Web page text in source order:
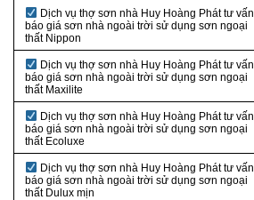
Dịch vụ thợ sơn nhà Huy Hoàng Phát tư vấn
báo giá sơn nhà ngoài trời sử dụng sơn ngoại
thất Nippon
Dịch vụ thợ sơn nhà Huy Hoàng Phát tư vấn
báo giá sơn nhà ngoài trời sử dụng sơn ngoại
thất Maxilite
Dịch vụ thợ sơn nhà Huy Hoàng Phát tư vấn
báo giá sơn nhà ngoài trời sử dụng sơn ngoại
thất Ecoluxe
Dịch vụ thợ sơn nhà Huy Hoàng Phát tư vấn
báo giá sơn nhà ngoài trời sử dụng sơn ngoại
thất Dulux mịn